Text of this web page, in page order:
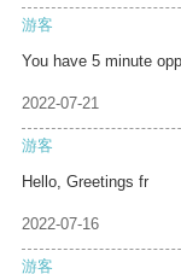
游客
You have 5 minute
2022-07-21
游客
Hello, Greetings fr
2022-07-16
游客